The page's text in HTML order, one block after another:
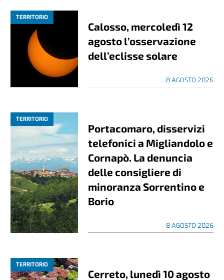
TERRITORIO
Calosso, mercoledì 12
agosto l’osservazione
dell’eclisse solare
8 AGOSTO 2026
TERRITORIO
Portacomaro, disservizi
telefonici a Migliandolo e
Cornapò. La denuncia
delle consigliere di
minoranza Sorrentino e
Borio
8 AGOSTO 2026
TERRITORIO
Cerreto, lunedì 10 agosto